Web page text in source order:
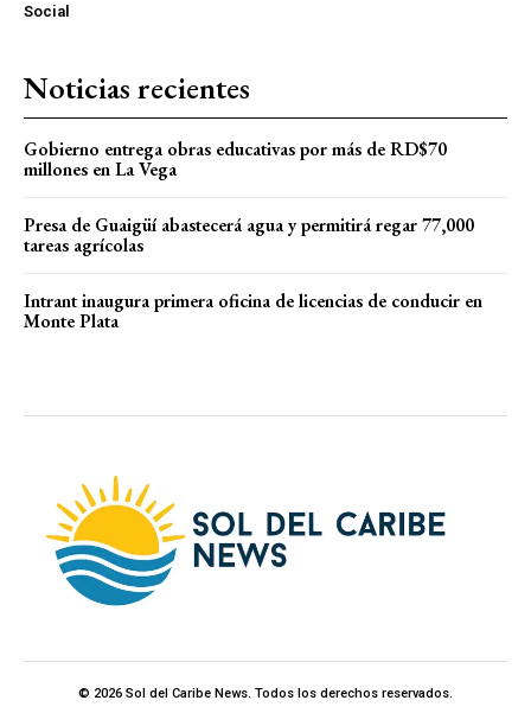
Social
Noticias recientes
Gobierno entrega obras educativas por más de RD$70
millones en La Vega
Presa de Guaigüí abastecerá agua y permitirá regar 77,000
tareas agrícolas
Intrant inaugura primera oficina de licencias de conducir en
Monte Plata
© 2026 Sol del Caribe News. Todos los derechos reservados.